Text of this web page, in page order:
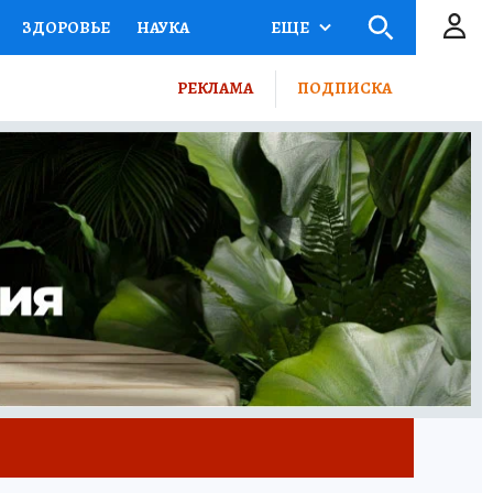
ЗДОРОВЬЕ НАУКА
ЖЕНСКИЕ СЕКРЕТЫ
ДЕФИЦИТ ЖЕЛЕЗА
РЕКЛАМА ТЕСТЫ
ЕЩЕ
РЕКЛАМА ПОДПИСКА